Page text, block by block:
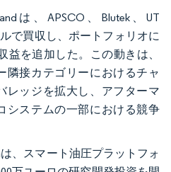
は、APSCO、Blutek、UT
で買収し、ポートフォリオに
益を追加した。この動きは、
隣接カテゴリーにおけるチャ
レッジを拡大し、アフターマ
システムの一部における競争
は、スマート油圧プラットフォ